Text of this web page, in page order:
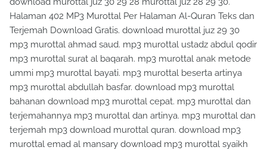
Halaman 402 MP3 Murottal Per Halaman Al-Quran Teks dan
Terjemah Download Gratis. download murottal juz 29 30
mp3 murottal ahmad saud. mp3 murottal ustadz abdul qodir
mp3 murottal surat al baqarah. mp3 murottal anak metode
ummi mp3 murottal bayati. mp3 murottal beserta artinya
mp3 murottal abdullah basfar. download mp3 murottal
bahanan download mp3 murottal cepat. mp3 murottal dan
terjemahannya mp3 murottal dan artinya. mp3 murottal dan
terjemah mp3 download murottal quran. download mp3
murottal emad al mansary download mp3 murottal syaikh